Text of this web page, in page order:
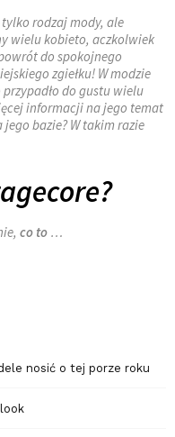
rodzaj mody, ale
wielu kobieto, aczkolwiek
do spokojnego
zgiełku! W modzie
do gustu wielu
informacji na jego temat
bazie? W takim razie
co to …
nosić o tej porze roku